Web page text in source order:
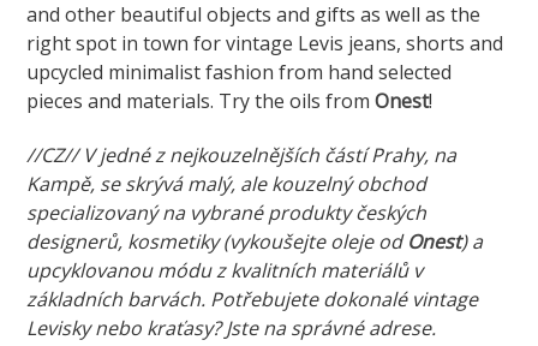
and other beautiful objects and gifts as well as the
right spot in town for vintage Levis jeans, shorts and
upcycled minimalist fashion from hand selected
pieces and materials. Try the oils fromOnest!
//CZ// V jedné z nejkouzelnějších částí Prahy, na
Kampě, se skrývá malý, ale kouzelný obchod
specializovaný na vybrané produkty českých
designerů, kosmetiky (vykoušejte oleje odOnest) a
upcyklovanou módu z kvalitních materiálů v
základních barvách. Potřebujete dokonalé vintage
Levisky nebo kraťasy? Jste na správné adrese.